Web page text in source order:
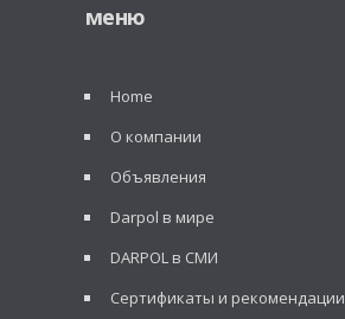
меню
Home
О компании
Объявления
Darpol в мире
DARPOL в СМИ
Сертификаты и рекомендации